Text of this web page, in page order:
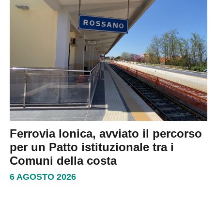
Ferrovia Ionica, avviato il percorso
per un Patto istituzionale tra i
Comuni della costa
6 AGOSTO 2026